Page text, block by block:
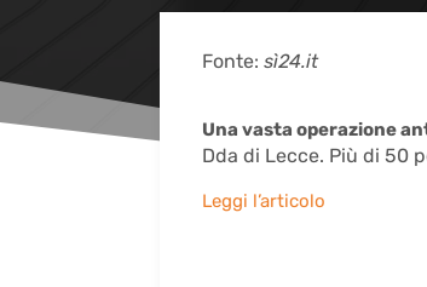
Fonte: sì24.it
Una vasta operazione
Dda di Lecce. Più di 50
Leggi l’articolo